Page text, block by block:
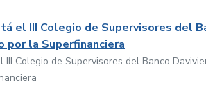
el III Colegio de Supervisores del
por la Superfinanciera
Colegio de Supervisores del Banco